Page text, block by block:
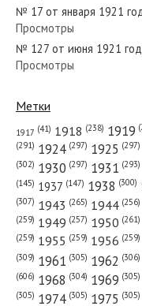
№ 198 от августа
№ 158 от июля 1984
№ 131 от июня 1988
№ 17 от января 1921
Просмотры
№ 127 от июня 1921
Просмотры
Метки
1917 (41) 1918 (238) 1919
(291) 1924 (297) 1925 (297)
(302) 1930 (297) 1931 (293)
(145) 1937 (147) 1938 (300)
(307) 1943 (265) 1944 (256)
(259) 1949 (257) 1950 (261)
(259) 1955 (259) 1956 (259)
(309) 1961 (305) 1962 (306)
(606) 1968 (304) 1969 (305)
(305) 1974 (305) 1975 (305)